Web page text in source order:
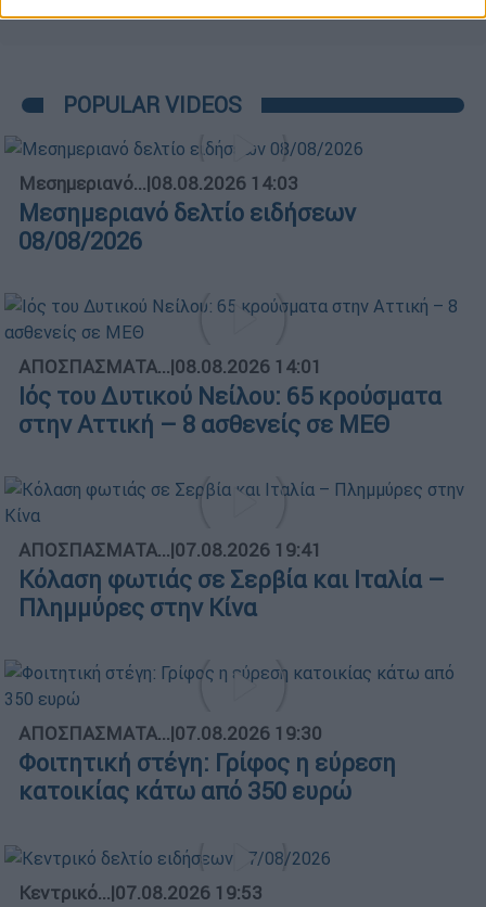
POPULAR VIDEOS
Μεσημεριανό...|08.08.2026 14:03
Μεσημεριανό δελτίο ειδήσεων
08/08/2026
ΑΠΟΣΠΑΣΜΑΤΑ...|08.08.2026 14:01
Ιός του Δυτικού Νείλου: 65 κρούσματα
στην Αττική – 8 ασθενείς σε ΜΕΘ
ΑΠΟΣΠΑΣΜΑΤΑ...|07.08.2026 19:41
Κόλαση φωτιάς σε Σερβία και Ιταλία –
Πλημμύρες στην Κίνα
ΑΠΟΣΠΑΣΜΑΤΑ...|07.08.2026 19:30
Φοιτητική στέγη: Γρίφος η εύρεση
κατοικίας κάτω από 350 ευρώ
Κεντρικό...|07.08.2026 19:53